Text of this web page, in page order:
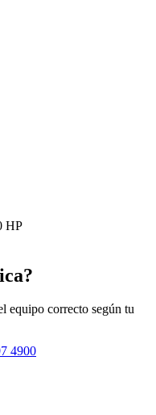
HP
equipo correcto según tu
4900